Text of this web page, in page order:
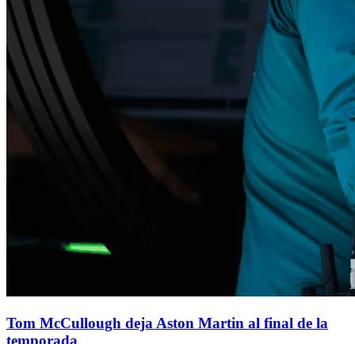
Tom McCullough deja Aston Martin al final de la
temporada